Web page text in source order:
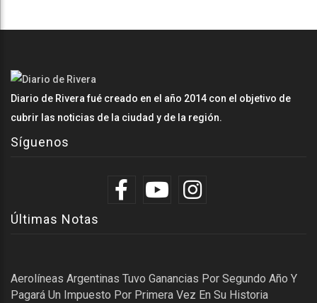
Diario de Rivera fué creado en el año 2014 con el objetivo de
cubrir las noticias de la ciudad y de la región.
Síguenos
Últimas Notas
Aerolíneas Argentinas Tuvo Ganancias Por Segundo Año Y
Pagará Un Impuesto Por Primera Vez En Su Historia